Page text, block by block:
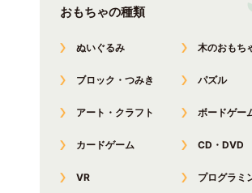
おもちゃの種類
ぬいぐるみ 木のおもち
ブロック・つみき パズル
アート・クラフト ボードゲー
カードゲーム CD・DVD
VR プログラミ